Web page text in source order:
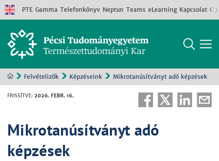
PTE Gamma Telefonkönyv Neptun Teams eLearning Kapcsolat
Felvételizők Képzéseink Mikrotanúsítványt adó képzések
FRISSÍTVE: 2026. FEBR. 16.
Mikrotanúsítványt adó
képzések